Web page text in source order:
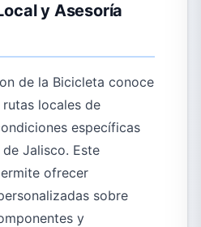
y Asesoría
de la Bicicleta conoce
locales de
específicas
Jalisco. Este
ofrecer
sobre
y